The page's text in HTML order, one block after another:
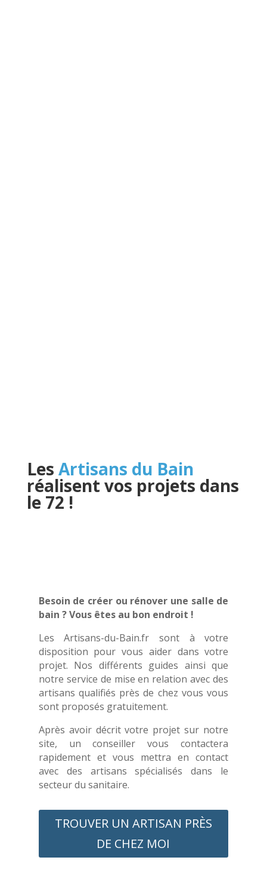
Les Artisans du Bain
réalisent vos projets dans
le 72 !
Besoin de créer ou rénover une salle de
bain ? Vous êtes au bon endroit !
Les Artisans-du-Bain.fr sont à votre
disposition pour vous aider dans votre
projet. Nos différents guides ainsi que
notre service de mise en relation avec des
artisans qualifiés près de chez vous vous
sont proposés gratuitement.
Après avoir décrit votre projet sur notre
site, un conseiller vous contactera
rapidement et vous mettra en contact
avec des artisans spécialisés dans le
secteur du sanitaire.
TROUVER UN ARTISAN PRÈS
DE CHEZ MOI